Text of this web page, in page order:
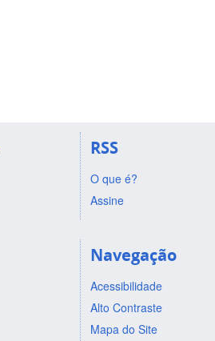
RSS
O que é?
Assine
Navegação
Acessibilidade
Alto Contraste
Mapa do Site